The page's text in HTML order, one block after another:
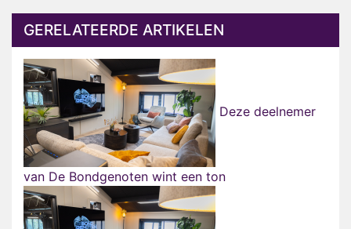
GERELATEERDE ARTIKELEN
Deze deelnemer
van De Bondgenoten wint een ton